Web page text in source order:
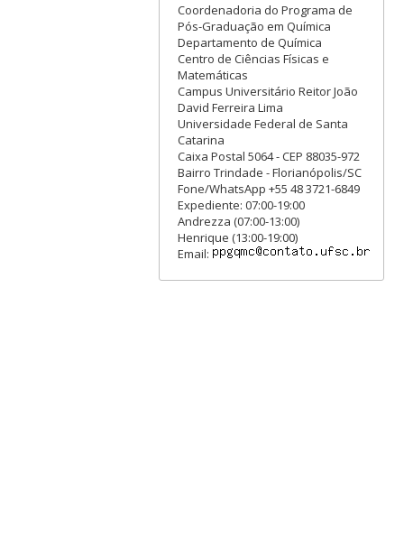
Coordenadoria do Programa de
Pós-Graduação em Química
Departamento de Química
Centro de Ciências Físicas e
Matemáticas
Campus Universitário Reitor João
David Ferreira Lima
Universidade Federal de Santa
Catarina
Caixa Postal 5064 - CEP 88035-972
Bairro Trindade - Florianópolis/SC
Fone/WhatsApp +55 48 3721-6849
Expediente: 07:00-19:00
Andrezza (07:00-13:00)
Henrique (13:00-19:00)
Email: